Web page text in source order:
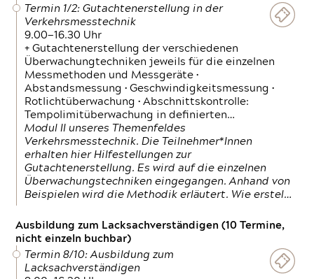
Termin 1/2: Gutachtenerstellung in der
Verkehrsmesstechnik
9.00—16.30 Uhr
+ Gutachtenerstellung der verschiedenen
Überwachungtechniken jeweils für die einzelnen
Messmethoden und Messgeräte •
Abstandsmessung • Geschwindigkeitsmessung •
Rotlichtüberwachung • Abschnittskontrolle:
Tempolimitüberwachung in definierten…
Modul II unseres Themenfeldes
Verkehrsmesstechnik. Die Teilnehmer*Innen
erhalten hier Hilfestellungen zur
Gutachtenerstellung. Es wird auf die einzelnen
Überwachungstechniken eingegangen. Anhand von
Beispielen wird die Methodik erläutert. Wie erstel…
Ausbildung zum Lacksachverständigen (10 Termine,
nicht einzeln buchbar)
Termin 8/10: Ausbildung zum
Lacksachverständigen